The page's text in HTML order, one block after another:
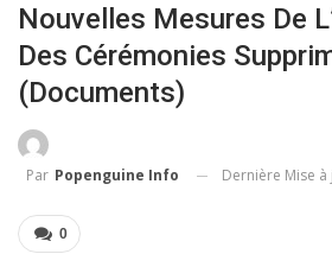
Nouvelles Mesures De
Des Cérémonies
(documents)
Par Popenguine Info Dernière Mise
0